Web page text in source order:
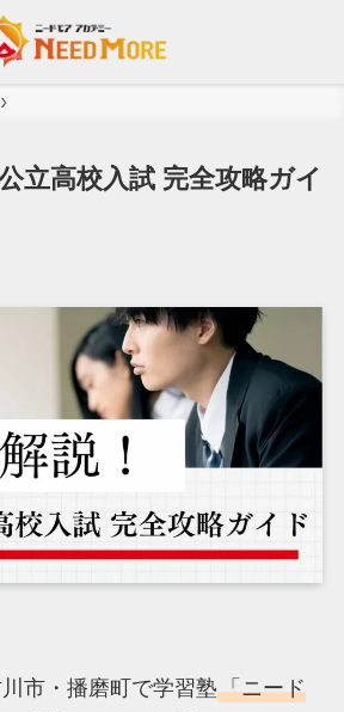
立高校入試 完全攻略ガイ
市・播磨町で学習塾「ニード